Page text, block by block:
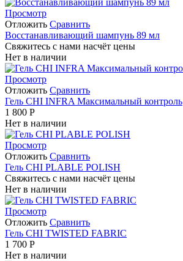
Просмотр
Отложить Сравнить
Восстанавливающий шампунь 89 мл
Свяжитесь с нами насчёт цены
Нет в наличии
Просмотр
Отложить Сравнить
Гель CHI INFRA Максимальный контроль
1 800 Р
Нет в наличии
Просмотр
Отложить Сравнить
Гель CHI PLABLE POLISH
Свяжитесь с нами насчёт цены
Нет в наличии
Просмотр
Отложить Сравнить
Гель CHI TWISTED FABRIC
1 700 Р
Нет в наличии